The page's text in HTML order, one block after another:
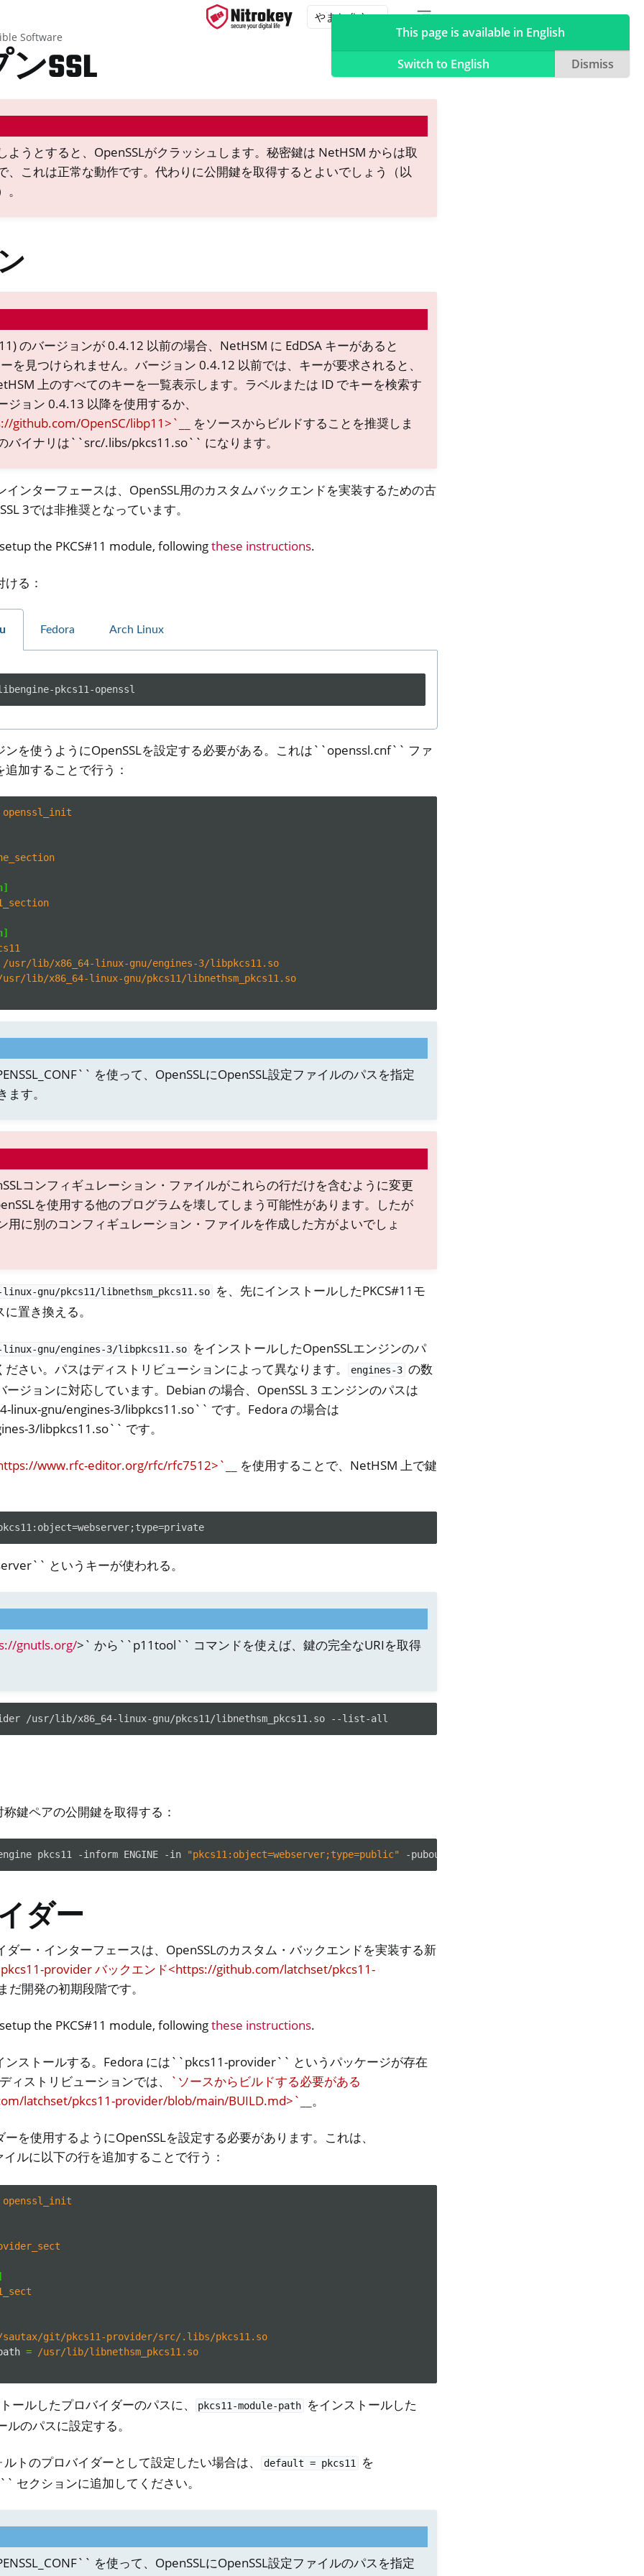
NitroPC
ン、ニトロタブレット
Software
NW750
ア
Software
SSL
ようとすると、OpenSSLがクラッシュします。秘密鍵は NetHSM からは取
、これは正常な動作です。代わりに公開鍵を取得するとよいでしょう（以
のバージョンが 0.4.12 以前の場合、NetHSM に EdDSA キーがあると
を見つけられません。バージョン 0.4.12 以前では、キーが要求されると、
上のすべてのキーを一覧表示します。ラベルまたは ID でキーを検索す
ジョン 0.4.13 以降を使用するか、
github.com/OpenSC/libp11>`__
をソースからビルドすることを推奨しま
バイナリは``src/.libs/pkcs11.so`` になります。
インターフェースは、OpenSSL用のカスタムバックエンドを実装するための古
3では非推奨となっています。
the PKCS#11 module, followingthese instructions.
る：
Fedora Arch Linux
ンを使うようにOpenSSLを設定する必要がある。これは``openssl.cnf`` ファ
加することで行う：
openssl_init
/usr/lib/x86_64-linux-gnu/engines-3/libpkcs11.so
lib/x86_64-linux-gnu/pkcs11/libnethsm_pkcs11.so
を使って、OpenSSLにOpenSSL設定ファイルのパスを指定
す。
コンフィギュレーション・ファイルがこれらの行だけを含むように変更
を使用する他のプログラムを壊してしまう可能性があります。したが
用に別のコンフィギュレーション・ファイルを作成した方がよいでしょ
gnu/pkcs11/libnethsm_pkcs11.so
を、先にインストールしたPKCS#11モ
置き換える。
gnu/engines-3/libpkcs11.so
をインストールしたOpenSSLエンジンのパ
さい。パスはディストリビューションによって異なります。
engines-3 の数
ージョンに対応しています。Debian の場合、OpenSSL 3 エンジンのパスは
gnu/engines-3/libpkcs11.so`` です。Fedora の場合は
3/libpkcs11.so`` です。
www.rfc-editor.org/rfc/rfc7512>`__ を使用することで、NetHSM 上で鍵
というキーが使われる。
gnutls.org/>` から``p11tool`` コマンドを使えば、鍵の完全なURIを取得
/usr/lib/x86_64-linux-gnu/pkcs11/libnethsm_pkcs11.so
鍵ペアの公開鍵を取得する：
pkcs11 -inform ENGINE -in "pkcs11:object=webserver;type=public"
ダー
ダー・インターフェースは、OpenSSLのカスタム・バックエンドを実装する新
provider バックエンド<https://github.com/latchset/pkcs11-
だ開発の初期段階です。
the PKCS#11 module, followingthese instructions.
ンストールする。Fedora には``pkcs11-provider`` というパッケージが存在
ィストリビューションでは、
`ソースからビルドする必要がある
latchset/pkcs11-provider/blob/main/BUILD.md>`__ 。
を使用するようにOpenSSLを設定する必要があります。これは、
ルに以下の行を追加することで行う：
openssl_init
sautax/git/pkcs11-provider/src/.libs/pkcs11.so
= /usr/lib/libnethsm_pkcs11.so
ールしたプロバイダーのパスに、 pkcs11-module-path
をインストールした
ルのパスに設定する。
トのプロバイダーとして設定したい場合は、 default = pkcs11
を
クションに追加してください。
を使って、OpenSSLにOpenSSL設定ファイルのパスを指定
This page is available in English
Switch to English
Dismiss